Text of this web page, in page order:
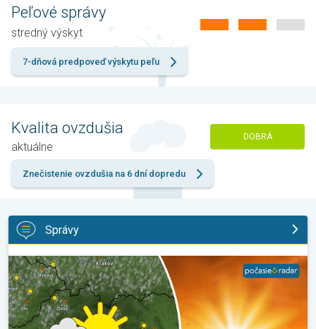
Peľové správy
stredný výskyt
7-dňová predpoveď výskytu peľu
Kvalita ovzdušia
aktuálne
DOBRÁ
Znečistenie ovzdušia na 6 dní dopredu
Správy
Extrém ustúpi, horúčavy zostanú. Výhľad počasia. . .